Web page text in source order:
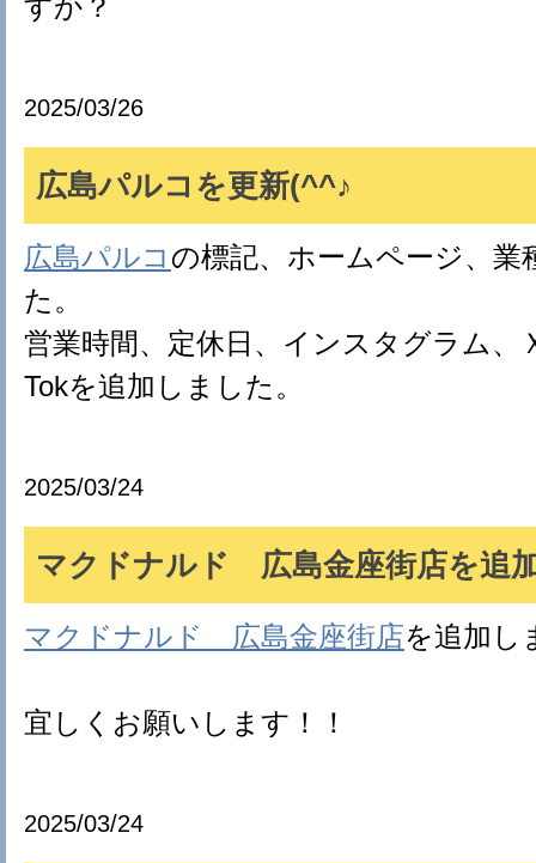
すか？
2025/03/26
広島パルコを更新(^^♪
広島パルコ の標記、ホームページ、業
た。
営業時間、定休日、インスタグラム、
Tokを追加しました。
2025/03/24
マクドナルド 広島金座街店を追
マクドナルド 広島金座街店を追加し
宜しくお願いします！！
2025/03/24